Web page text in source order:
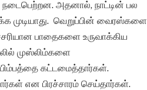
அதனால், நாட்டின் பல
வெறுப்பின் வைரஸ்களை
பாதைகளை உருவாக்கிய
முஸ்லிம்களை
பிம்பத்தை கட்டமைத்தார்கள்.
என பிரச்சாரம் செய்தார்கள்.